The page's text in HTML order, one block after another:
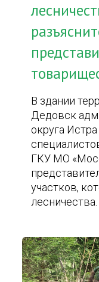
В здании
Дедовск
округа
ГКУ МО
участков,
лесничества.